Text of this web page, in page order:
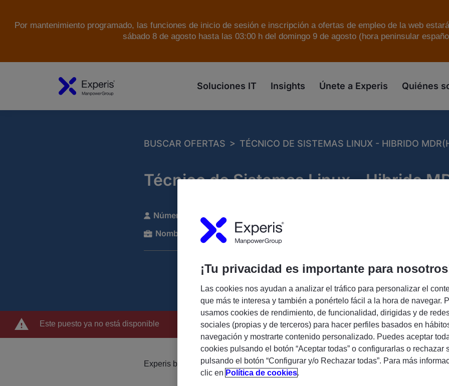
Por mantenimiento programado, las funciones de inicio de sesión e inscripción a ofertas de empleo de la web
sábado 8 de agosto hasta las 03:00 h del domingo 9 de agosto (hora peninsular
Soluciones IT Insights Únete a Experis Quiénes
BUSCAR OFERTAS > TÉCNICO DE SISTEMAS LINUX - HIBRIDO
Técnico de Sistemas Linux - Hibrido
Número de referencia:
Nombre de la compañía:Experis
Este puesto ya no está disponible
Experis buscamos un Técnico/a Senior de Sistemas Linux
¡Tu privacidad es importante para
Las cookies nos ayudan a analizar el tráfico para personalizar el
que más te interesa y también a ponértelo fácil a la hora de navegar.
usamos cookies de rendimiento, de funcionalidad, dirigidas y de
sociales (propias y de terceros) para hacer perfiles basados en
navegación y mostrarte contenido personalizado. Puedes aceptar
cookies pulsando el botón “Aceptar todas” o configurarlas o rechazar
pulsando el botón “Configurar y/o Rechazar todas”. Para más
clic en Política de cookies.